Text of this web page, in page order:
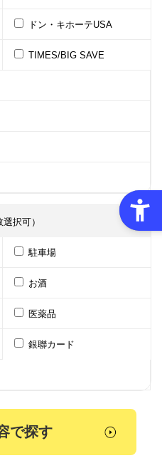
ドン・キホーテUSA
TIMES/BIG SAVE
選択可）
駐車場
お酒
医薬品
銀聯カード